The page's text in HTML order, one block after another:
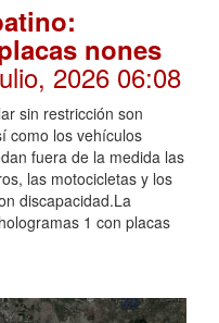
nones
2026 06:08
sin restricción son
como los vehículos
fuera de la medida las
las motocicletas y los
discapacidad.La
1 con placas